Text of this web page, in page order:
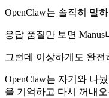
OpenClaw는 솔직히 말
응답 품질만 보면
그런데 이상하게도 완
OpenClaw는 자기와 나
을 기억하고 다시 꺼내